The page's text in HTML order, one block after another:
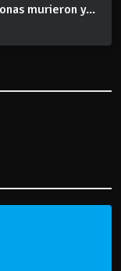
murieron y...